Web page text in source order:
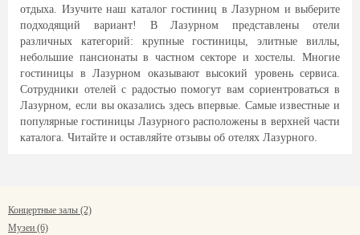
отдыха. Изучите наш каталог гостиниц в Лазурном и выберите
подходящий вариант! В Лазурном представлены отели
различных категорий: крупные гостиницы, элитные виллы,
небольшие пансионаты в частном секторе и хостелы. Многие
гостиницы в Лазурном оказывают высокий уровень сервиса.
Сотрудники отелей с радостью помогут вам сориентроваться в
Лазурном, если вы оказались здесь впервые. Самые известные и
популярные гостиницы Лазурного расположены в верхней части
каталога. Читайте и оставляйте отзывы об отелях Лазурного.
Концертные залы (2)
Музеи (6)